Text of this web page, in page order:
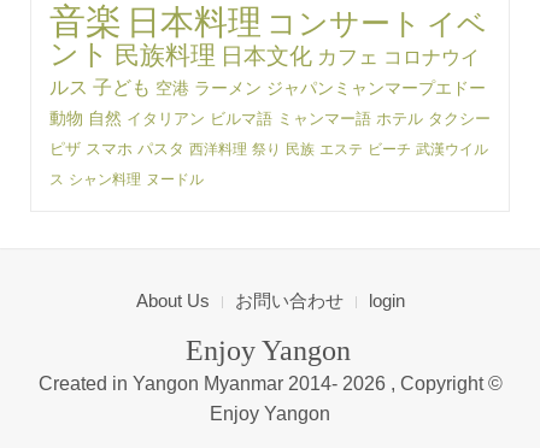
音楽 日本料理 コンサート イベ
ント
民族料理 日本文化 カフェ コロナウイ
ルス 子ども 空港 ラーメン ジャパンミャンマープエドー
動物 自然 イタリアン ビルマ語 ミャンマー語 ホテル タクシー
ピザ スマホ パスタ 西洋料理 祭り 民族 エステ ビーチ 武漢ウイル
ス シャン料理 ヌードル
About Us お問い合わせ login
Enjoy Yangon
Created in Yangon Myanmar 2014- 2026 , Copyright ©
Enjoy Yangon